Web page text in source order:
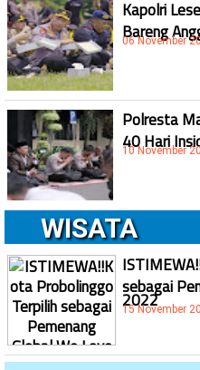
Kapolri
Bareng
06 November
Polresta
40 Hari
10 November
WISATA
sebagai
2022
15 November